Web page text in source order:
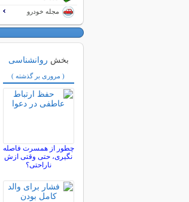
مجله خودرو
بخش روانشناسی
( مروری بر گذشته )
چطور از همسرت فاصله
نگيری، حتی وقتی ازش
ناراحتی؟